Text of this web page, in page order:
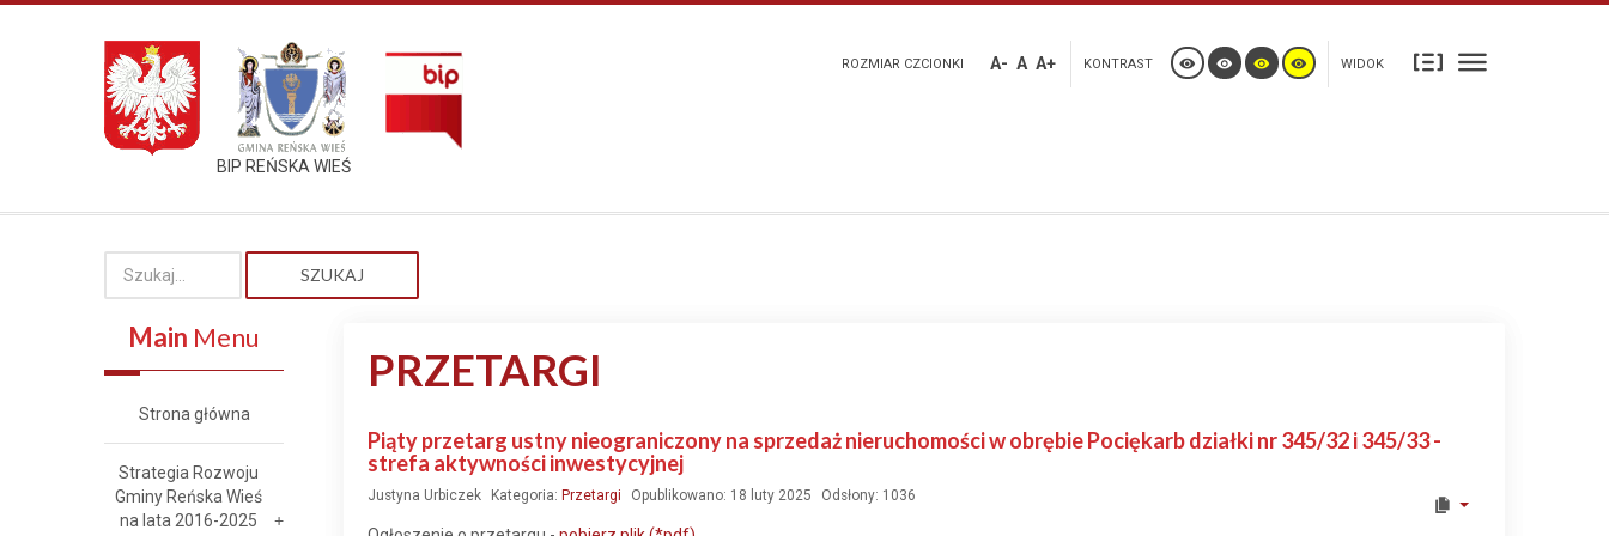
BIP REŃSKA WIEŚ
ROZMIAR CZCIONKI A- A A+ KONTRAST WIDOK
SZUKAJ
PRZETARGI
Piąty przetarg ustny nieograniczony na sprzedaż nieruchomości w obrębie Pociękarb działki nr 345/32 i 345/33 -
strefa aktywności inwestycyjnej
Justyna Urbiczek Kategoria: Przetargi Opublikowano: 18 luty 2025 Odsłony: 1036
Main Menu
Strona główna
Strategia Rozwoju
Gminy Reńska Wieś
na lata 2016-2025